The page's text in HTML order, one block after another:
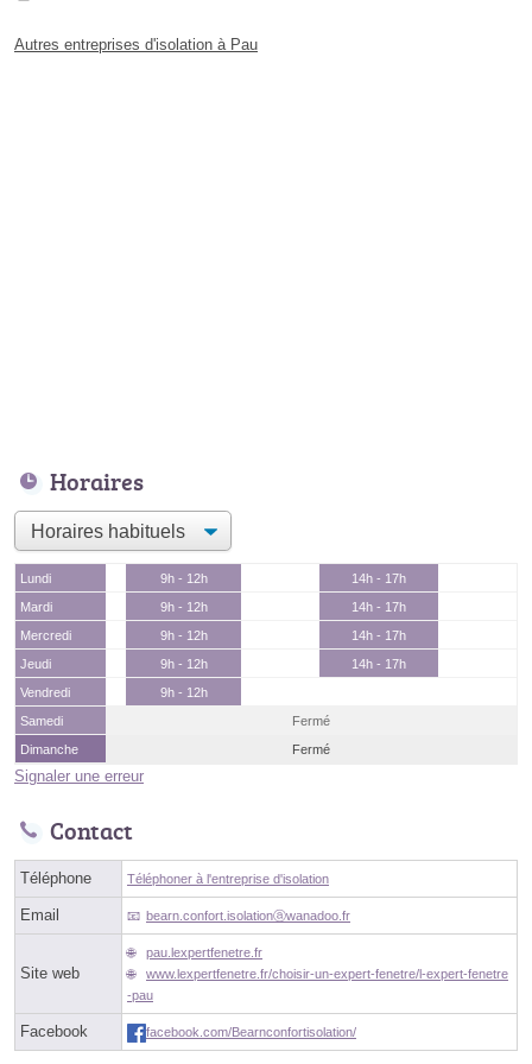
Autres entreprises d'isolation à Pau
Horaires
Lundi 9h - 12h
14h - 17h
Mardi
9h - 12h
14h - 17h
Mercredi
9h - 12h
14h - 17h
Jeudi
9h - 12h
14h - 17h
Vendredi
9h - 12h
Samedi
Fermé
Dimanche
Fermé
Signaler une erreur
Contact
Téléphone Téléphoner à l'entreprise d'isolation
Email bearn.confort.isolationⓐwanadoo.fr
Site web
pau.lexpertfenetre.fr
www.lexpertfenetre.fr/choisir-un-expert-fenetre/l-expert-fenetre
-pau
Facebook facebook.com/Bearnconfortisolation/